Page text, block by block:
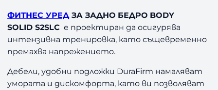
Р
О
B
O
Y
S
ФИТНЕС УРЕДЗА ЗАДНО БЕДРО BODY
SOLID S2SLC e проектиран да осигурява
интензивна тренировка, като същевременно
премахва напрежението.
Дебели, удобни подложки DuraFirm намаляват
умората и дискомфорта, като ви позволяват